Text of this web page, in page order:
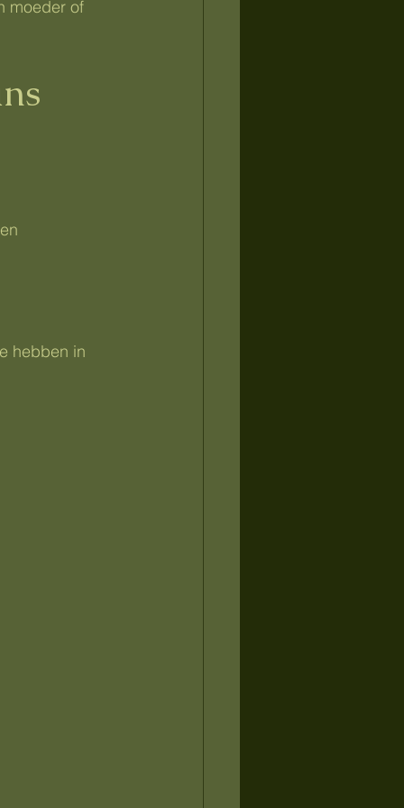
moeder of
hebben in